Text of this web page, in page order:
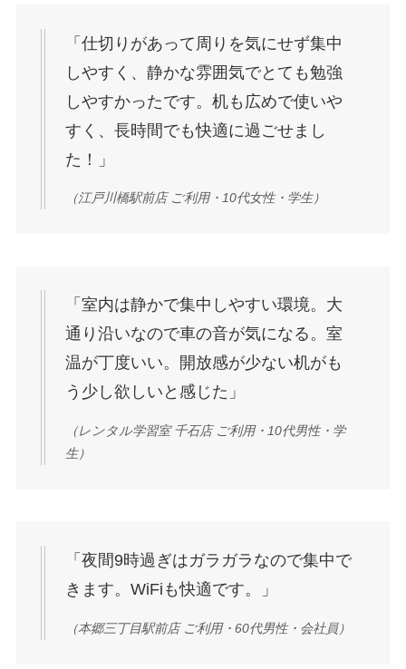
「仕切りがあって周りを気にせず集中
しやすく、静かな雰囲気でとても勉強
しやすかったです。机も広めで使いや
すく、長時間でも快適に過ごせまし
た！」
（江戸川橋駅前店 ご利用・10代女性・学生）
「室内は静かで集中しやすい環境。大
通り沿いなので車の音が気になる。室
温が丁度いい。開放感が少ない机がも
う少し欲しいと感じた」
（レンタル学習室 千石店 ご利用・10代男性・学
生）
「夜間9時過ぎはガラガラなので集中で
きます。WiFiも快適です。」
（本郷三丁目駅前店 ご利用・60代男性・会社員）